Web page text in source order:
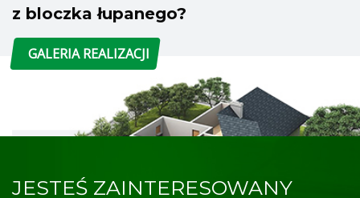
z bloczka łupanego?
GALERIA REALIZACJI
JESTEŚ ZAINTERESOWANY